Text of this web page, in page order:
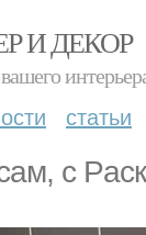
И ДЕКОР
статьи
c